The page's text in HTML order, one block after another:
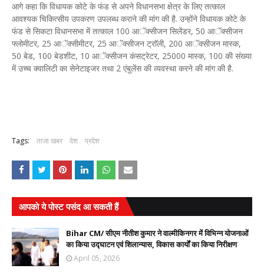
आगे कहा कि विधायक कोटे के फंड से अपने विधानसभा क्षेत्र के लिए तत्काल
आवश्यक चिकित्सीय उपकरण उपलब्ध कराने की मांग की है. उन्होंने विधायक कोटे के
फंड से सिकटा विधानसभा में तत्काल 100 आॅक्सीजन सिलेंडर, 50 आॅक्सीजन
फ्लोमीटर, 25 आॅक्सीमीटर, 25 आॅक्सीजन ट्राॅली, 200 आॅक्सीजन मास्क,
50 बेड, 100 बेडशीट, 10 आॅक्सीजन कंसट्रेटर, 25000 मास्क, 100 की संख्या
में उच्च क्वालिटी का सेनेटाइजर तथा 2 एंबुलेंस की व्यवस्था करने की मांग की है.
Tags: ताजा खबर देश प्रदेश
आपको ये पोस्ट पसंद आ सकती हैं
Bihar CM/ सीएम नीतीश कुमार ने वाल्मीकिनगर में विभिन्न योजनाओं
का किया उद्घाटन एवं शिलान्यास, विकास कार्यों का किया निरीक्षण
April 05, 2026